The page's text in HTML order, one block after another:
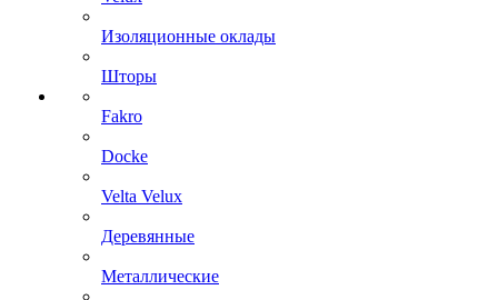
Изоляционные оклады
Шторы
Fakro
Docke
Velta Velux
Деревянные
Металлические